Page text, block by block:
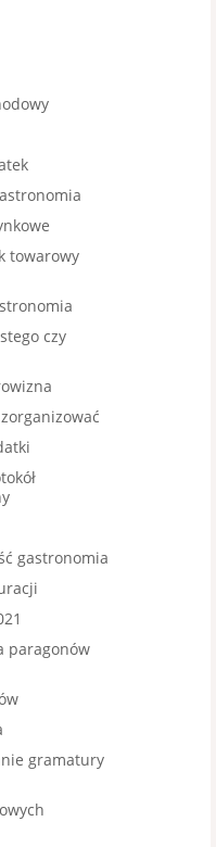
towarowy
czy
gastronomia
paragonów
gramatury